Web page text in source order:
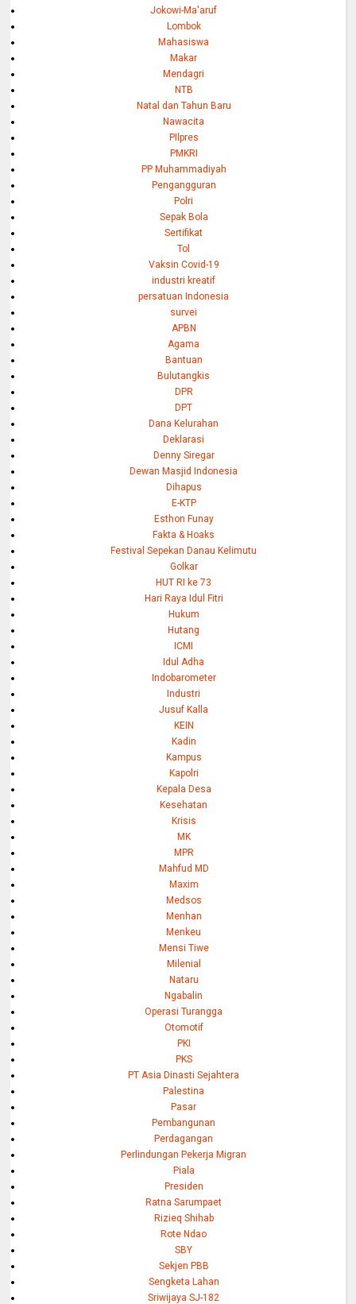
Jokowi-Ma'aruf
Lombok
Mahasiswa
Makar
Mendagri
NTB
Natal dan Tahun Baru
Nawacita
PIlpres
PMKRI
PP Muhammadiyah
Pengangguran
Polri
Sepak Bola
Sertifikat
Tol
Vaksin Covid-19
industri kreatif
persatuan Indonesia
survei
APBN
Agama
Bantuan
Bulutangkis
DPR
DPT
Dana Kelurahan
Deklarasi
Denny Siregar
Dewan Masjid Indonesia
Dihapus
E-KTP
Esthon Funay
Fakta & Hoaks
Festival Sepekan Danau Kelimutu
Golkar
HUT RI ke 73
Hari Raya Idul Fitri
Hukum
Hutang
ICMI
Idul Adha
Indobarometer
Industri
Jusuf Kalla
KEIN
Kadin
Kampus
Kapolri
Kepala Desa
Kesehatan
Krisis
MK
MPR
Mahfud MD
Maxim
Medsos
Menhan
Menkeu
Mensi Tiwe
Milenial
Nataru
Ngabalin
Operasi Turangga
Otomotif
PKI
PKS
PT Asia Dinasti Sejahtera
Palestina
Pasar
Pembangunan
Perdagangan
Perlindungan Pekerja Migran
Piala
Presiden
Ratna Sarumpaet
Rizieq Shihab
Rote Ndao
SBY
Sekjen PBB
Sengketa Lahan
Sriwijaya SJ-182